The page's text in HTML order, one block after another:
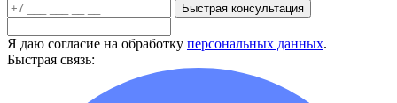
Быстрая консультация
Я даю согласие на обработку персональных данных.
Быстрая связь: